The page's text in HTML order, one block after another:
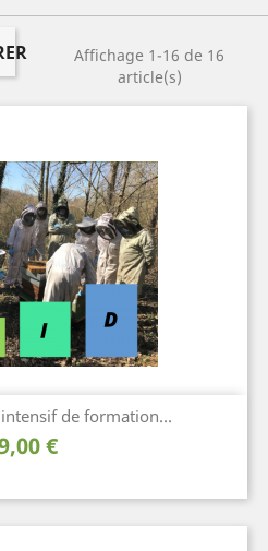
Affichage 1-16 de 16
article(s)
de formation...
€